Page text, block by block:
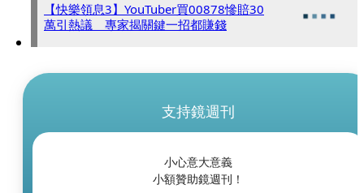
【快樂領息3】YouTuber買00878慘賠30
萬引熱議 專家揭關鍵一招都賺錢
支持鏡週刊
小心意大意義
小額贊助鏡週刊！